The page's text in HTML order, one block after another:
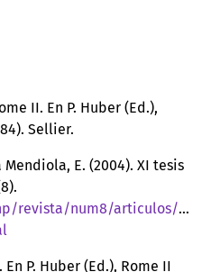
II. En P. Huber (Ed.),
Sellier.
E. (2004). XI tesis
revista/num8/articulos/xi-
En P. Huber (Ed.), Rome II